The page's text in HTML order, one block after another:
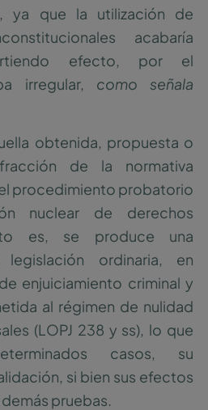
ya que la utilización de
acabaría
efecto, por el
irregular, como señala
obtenida, propuesta o
de la normativa
procedimiento probatorio
nuclear de derechos
es, se produce una
ordinaria, en
enjuiciamiento criminal y
al régimen de nulidad
(LOPJ 238 y ss), lo que
casos, su
si bien sus efectos
pruebas.